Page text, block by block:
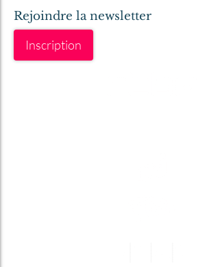
Rejoindre la newsletter
Inscription